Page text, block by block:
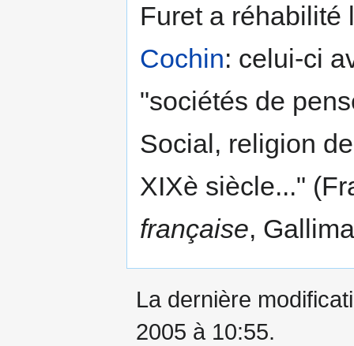
Furet a réhabilité
Cochin: celui-ci
"sociétés de
Social, religion
XIXè siècle..."
française,
La dernière
2005 à 10:55.